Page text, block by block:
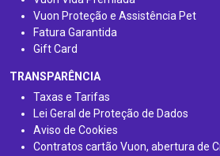
Vuon Proteção e Assistência Pet
Fatura Garantida
Gift Card
TRANSPARÊNCIA
Taxas e Tarifas
Lei Geral de Proteção de Dados
Aviso de Cookies
Contratos cartão Vuon, abertura de